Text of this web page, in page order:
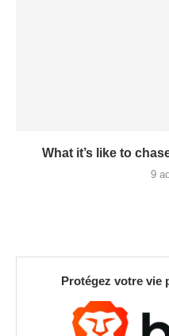
What it’s like to
9
Protégez votre vie